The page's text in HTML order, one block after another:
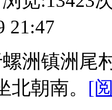
21:47
洲镇洲尾
北朝南。 [